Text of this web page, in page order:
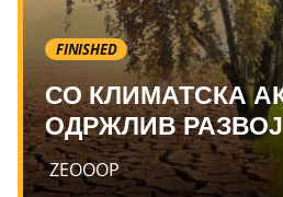
FINISHED
СО КЛИМАТСКА
ОДРЖЛИВ РАЗВОЈ
ZEOOOP